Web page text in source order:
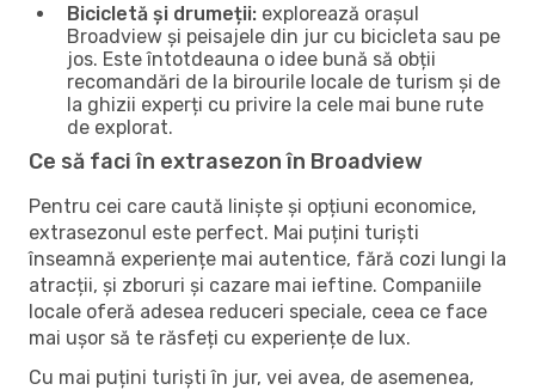
Bicicletă și drumeții: explorează orașul
Broadview și peisajele din jur cu bicicleta sau pe
jos. Este întotdeauna o idee bună să obții
recomandări de la birourile locale de turism și de
la ghizii experți cu privire la cele mai bune rute
de explorat.
Ce să faci în extrasezon în Broadview
Pentru cei care caută liniște și opțiuni economice,
extrasezonul este perfect. Mai puțini turiști
înseamnă experiențe mai autentice, fără cozi lungi la
atracții, și zboruri și cazare mai ieftine. Companiile
locale oferă adesea reduceri speciale, ceea ce face
mai ușor să te răsfeți cu experiențe de lux.
Cu mai puțini turiști în jur, vei avea, de asemenea,